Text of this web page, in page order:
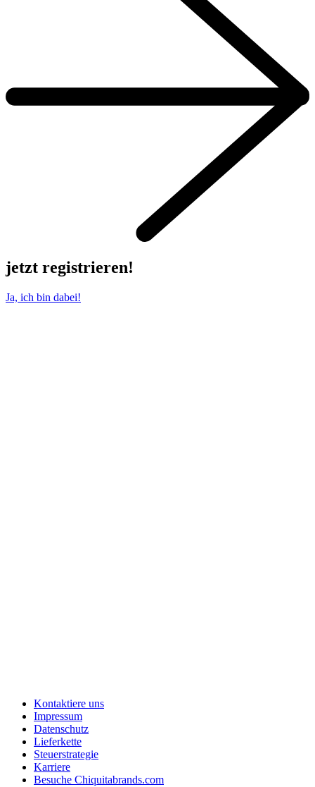
jetzt registrieren!
Ja, ich bin dabei!
Kontaktiere uns
Impressum
Datenschutz
Lieferkette
Steuerstrategie
Karriere
Besuche Chiquitabrands.com